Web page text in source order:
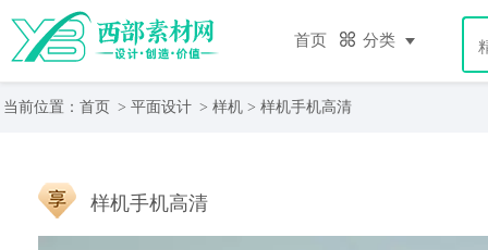
首页 分类
当前位置： 首页 > 平面设计 > 样机 > 样机手机高清
样机手机高清